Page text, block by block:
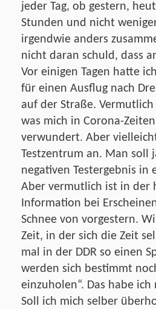
jeder Tag, ob gestern,
Stunden und nicht
irgendwie anders
nicht daran schuld, dass
Vor einigen Tagen hatte
für einen Ausflug nach
auf der Straße.
was mich in Corona-
verwundert. Aber
Testzentrum an. Man soll
negativen Testergebnis in
Aber vermutlich ist in der
Information bei
Schnee von vorgestern.
Zeit, in der sich die Zeit
mal in der DDR so einen
werden sich bestimmt
einzuholen“. Das habe
Soll ich mich selber